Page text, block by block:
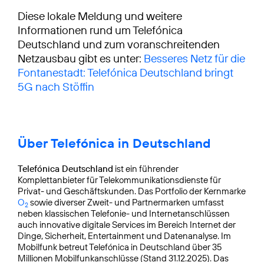
Diese lokale Meldung und weitere
Informationen rund um Telefónica
Deutschland und zum voranschreitenden
Netzausbau gibt es unter: Besseres Netz für die
Fontanestadt: Telefónica Deutschland bringt
5G nach Stöffin
Über Telefónica in Deutschland
Telefónica Deutschland ist ein führender
Komplettanbieter für Telekommunikationsdienste für
Privat- und Geschäftskunden. Das Portfolio der Kernmarke
O2 sowie diverser Zweit- und Partnermarken umfasst
neben klassischen Telefonie- und Internetanschlüssen
auch innovative digitale Services im Bereich Internet der
Dinge, Sicherheit, Entertainment und Datenanalyse. Im
Mobilfunk betreut Telefónica in Deutschland über 35
Millionen Mobilfunkanschlüsse (Stand 31.12.2025). Das